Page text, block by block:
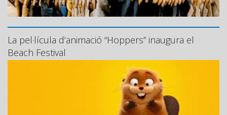
La pel·lícula d’animació “Hoppers” inaugura el
Beach Festival